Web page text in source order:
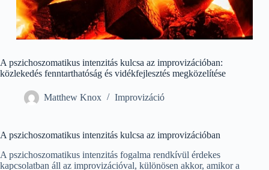
A pszichoszomatikus intenzitás kulcsa az improvizációban:
közlekedés fenntarthatóság és vidékfejlesztés megközelítése
Matthew Knox Improvizáció
A pszichoszomatikus intenzitás kulcsa az improvizációban
A pszichoszomatikus intenzitás fogalma rendkívül érdekes
kapcsolatban áll az improvizációval, különösen akkor, amikor a